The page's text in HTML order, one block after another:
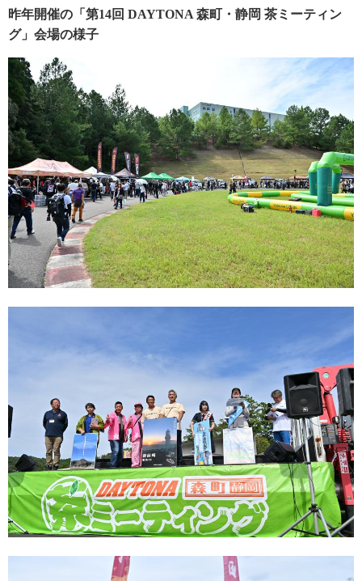
昨年開催の「第14回 DAYTONA 森町・静岡 茶ミーティン
グ」会場の様子